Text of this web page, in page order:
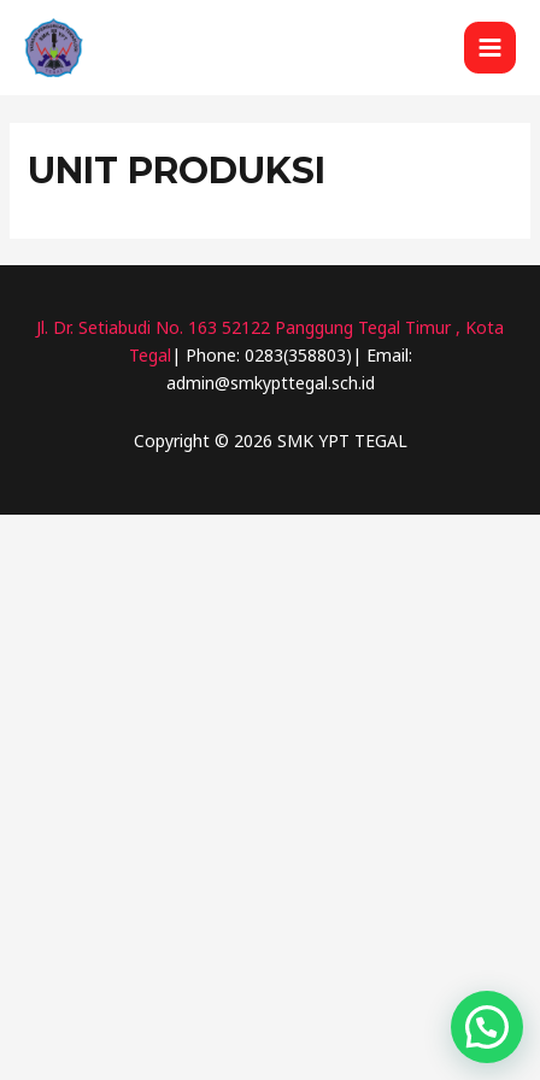
Lewati
konten
UNIT PRODUKSI
Jl. Dr. Setiabudi No. 163 52122 Panggung Tegal Timur , Kota
Tegal | Phone: 0283(358803)| Email:
admin@smkypttegal.sch.id
Copyright © 2026 SMK YPT TEGAL